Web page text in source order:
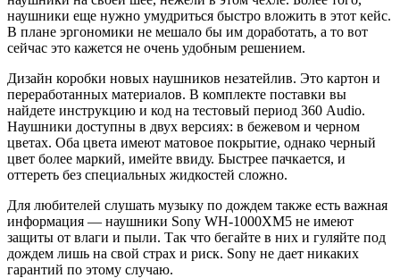
наушники еще нужно умудриться быстро вложить в этот кейс.
В плане эргономики не мешало бы им доработать, а то вот
сейчас это кажется не очень удобным решением.
Дизайн коробки новых наушников незатейлив. Это картон и
переработанных материалов. В комплекте поставки вы
найдете инструкцию и код на тестовый период 360 Audio.
Наушники доступны в двух версиях: в бежевом и черном
цветах. Оба цвета имеют матовое покрытие, однако черный
цвет более маркий, имейте ввиду. Быстрее пачкается, и
оттереть без специальных жидкостей сложно.
Для любителей слушать музыку по дождем также есть важная
информация — наушники Sony WH-1000XM5 не имеют
защиты от влаги и пыли. Так что бегайте в них и гуляйте под
дождем лишь на свой страх и риск. Sony не дает никаких
гарантий по этому случаю.